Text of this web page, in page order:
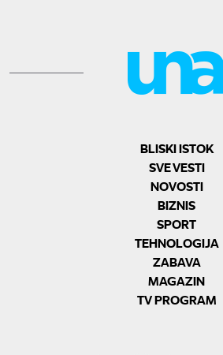
BLISKI ISTOK
SVE VESTI
NOVOSTI
BIZNIS
SPORT
TEHNOLOGIJA
ZABAVA
MAGAZIN
TV PROGRAM